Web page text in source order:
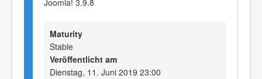
Maturity
Stable
Veröffentlicht am
Dienstag, 11. Juni 2019 23:00